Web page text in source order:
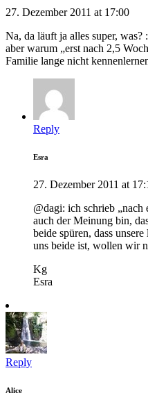
27. Dezember 2011 at 17:00
Na, da läuft ja alles super, was?
aber warum „erst nach 2,5
Familie lange nicht
Reply
Esra
27. Dezember 2011 at
@dagi: ich schrieb „nach
auch der Meinung bin,
beide spüren, dass
uns beide ist, wollen wir
Kg
Esra
Reply
Alice